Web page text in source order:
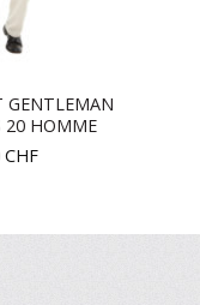
GENTLEMAN
20 HOMME
CHF